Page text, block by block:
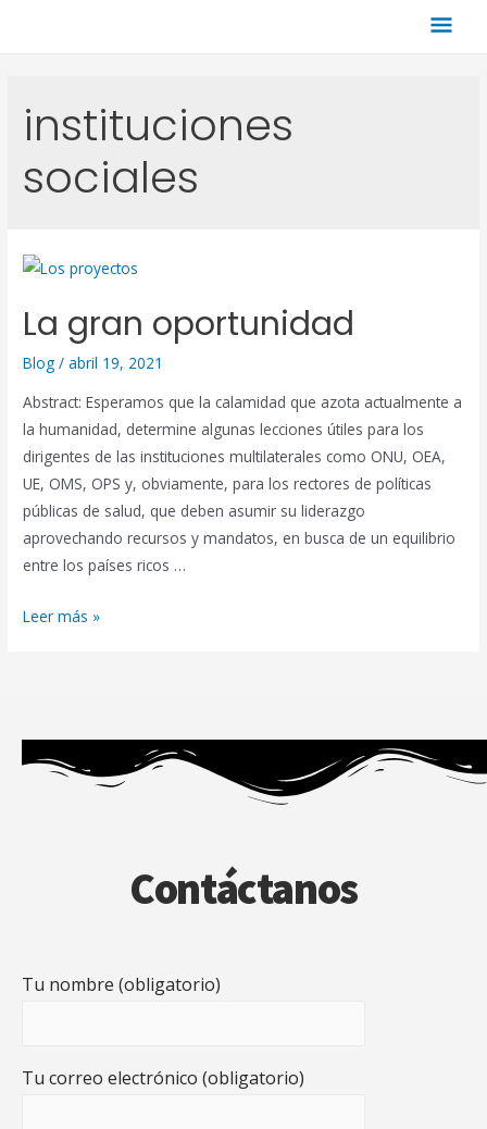
instituciones
sociales
La gran oportunidad
Blog /abril 19, 2021
Abstract: Esperamos que la calamidad que azota actualmente a
la humanidad, determine algunas lecciones útiles para los
dirigentes de las instituciones multilaterales como ONU, OEA,
UE, OMS, OPS y, obviamente, para los rectores de políticas
públicas de salud, que deben asumir su liderazgo
aprovechando recursos y mandatos, en busca de un equilibrio
entre los países ricos …
Leer más »
Contáctanos
Tu nombre (obligatorio)
Tu correo electrónico (obligatorio)